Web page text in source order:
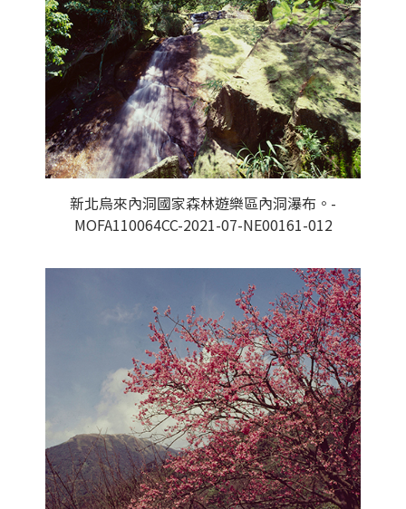
新北烏來內洞國家森林遊樂區內洞瀑布。-
MOFA110064CC-2021-07-NE00161-012